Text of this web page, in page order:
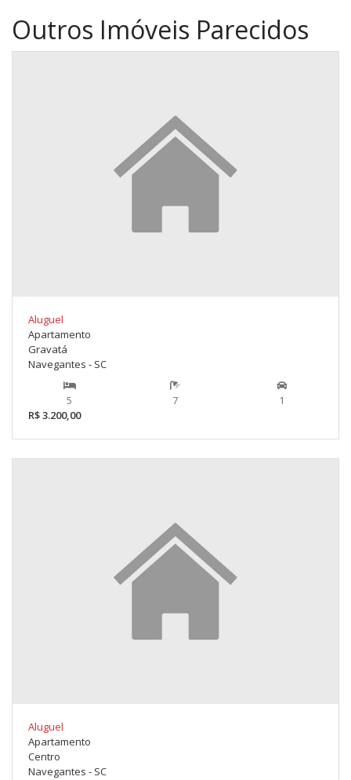
Outros Imóveis Parecidos
Aluguel
Apartamento
Gravatá
Navegantes - SC
5 7
1
R$ 3.200,00
Aluguel
Apartamento
Centro
Navegantes - SC